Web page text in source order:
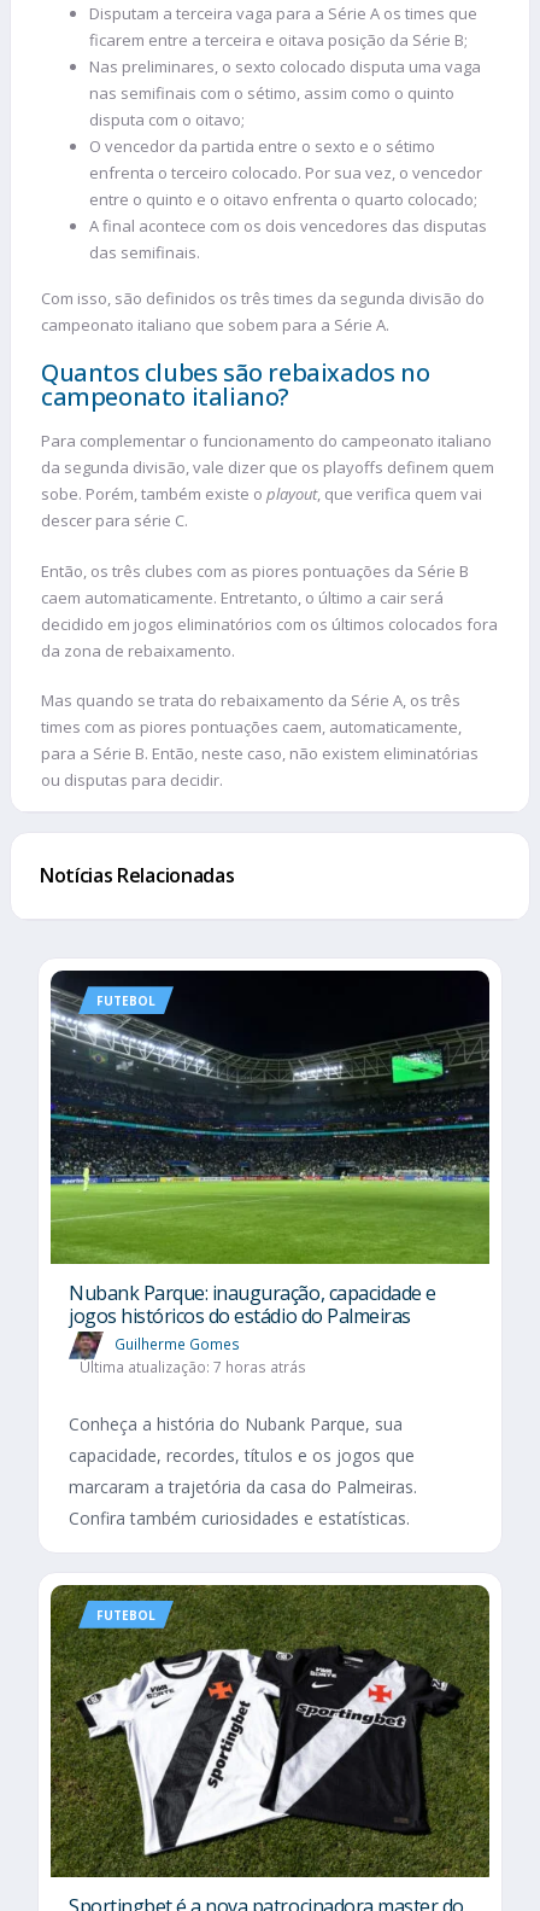
Disputam a terceira vaga para a Série A os times que
ficarem entre a terceira e oitava posição da Série B;
Nas preliminares, o sexto colocado disputa uma vaga
nas semifinais com o sétimo, assim como o quinto
disputa com o oitavo;
O vencedor da partida entre o sexto e o sétimo
enfrenta o terceiro colocado. Por sua vez, o vencedor
entre o quinto e o oitavo enfrenta o quarto colocado;
A final acontece com os dois vencedores das disputas
das semifinais.
Com isso, são definidos os três times da segunda divisão do
campeonato italiano que sobem para a Série A.
Quantos clubes são rebaixados no
campeonato italiano?
Para complementar o funcionamento do campeonato italiano
da segunda divisão, vale dizer que os playoffs definem quem
sobe. Porém, também existe o playout, que verifica quem vai
descer para série C.
Então, os três clubes com as piores pontuações da Série B
caem automaticamente. Entretanto, o último a cair será
decidido em jogos eliminatórios com os últimos colocados fora
da zona de rebaixamento.
Mas quando se trata do rebaixamento da Série A, os três
times com as piores pontuações caem, automaticamente,
para a Série B. Então, neste caso, não existem eliminatórias
ou disputas para decidir.
Notícias Relacionadas
FUTEBOL
Nubank Parque: inauguração, capacidade e
jogos históricos do estádio do Palmeiras
Guilherme Gomes
Última atualização: 7 horas atrás
Conheça a história do Nubank Parque, sua
capacidade, recordes, títulos e os jogos que
marcaram a trajetória da casa do Palmeiras.
Confira também curiosidades e estatísticas.
FUTEBOL